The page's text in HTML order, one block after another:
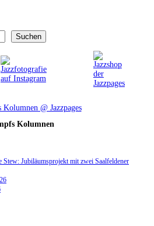
Suchen
Kolumnen
Stew: Jubiläumsprojekt mit zwei Saalfeldener